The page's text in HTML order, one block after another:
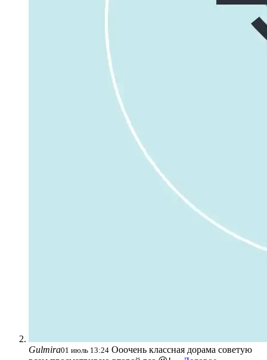
Gulmira01 июль 13:24 Ооочень классная дорама советую